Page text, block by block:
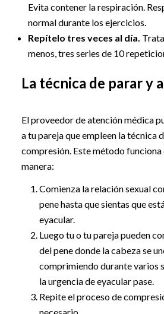
Evita contener la respiración.
normal durante los ejercicios.
Repítelo tres veces al día.
menos, tres series de 10
La técnica de parar y
El proveedor de atención médica
a tu pareja que empleen la técnica
compresión. Este método funciona
manera:
Comienza la relación sexual
pene hasta que sientas que
eyacular.
Luego tu o tu pareja pueden
del pene donde la cabeza se
comprimiendo durante varios
la urgencia de eyacular pase.
Repite el proceso de
necesario.